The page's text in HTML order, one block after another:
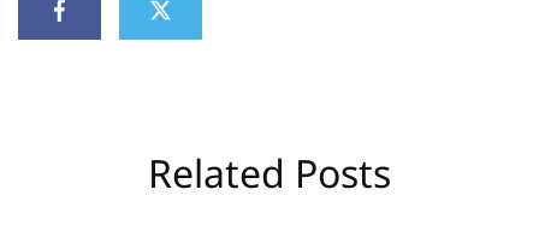
Related Posts